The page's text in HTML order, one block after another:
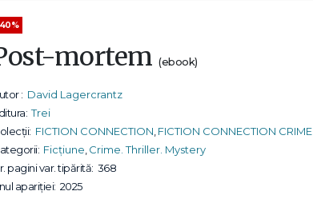
mortem (ebook)
: David Lagercrantz
Trei
FICTION CONNECTION FICTION CONNECTION CRIME
Ficțiune Crime. Thriller. Mystery
pagini var. tipărită: 368
apariției: 2025